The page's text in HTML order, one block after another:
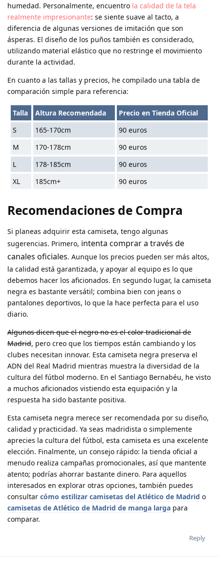
humedad. Personalmente, encuentro la calidad de la tela
realmente impresionante: se siente suave al tacto, a
diferencia de algunas versiones de imitación que son
ásperas. El diseño de los puños también es considerado,
utilizando material elástico que no restringe el movimiento
durante la actividad.
En cuanto a las tallas y precios, he compilado una tabla de
comparación simple para referencia:
Talla Altura Recomendada
Precio en Tienda Oficial
S
165-170cm
90 euros
M
170-178cm
90 euros
L
178-185cm
90 euros
XL
185cm+ 90 euros
Recomendaciones de Compra
Si planeas adquirir esta camiseta, tengo algunas
sugerencias. Primero, intenta comprar a través de
canales oficiales. Aunque los precios pueden ser más altos,
la calidad está garantizada, y apoyar al equipo es lo que
debemos hacer los aficionados. En segundo lugar, la camiseta
negra es bastante versátil; combina bien con jeans o
pantalones deportivos, lo que la hace perfecta para el uso
diario.
Algunos dicen que el negro no es el color tradicional de
Madrid, pero creo que los tiempos están cambiando y los
clubes necesitan innovar. Esta camiseta negra preserva el
ADN del Real Madrid mientras muestra la diversidad de la
cultura del fútbol moderno. En el Santiago Bernabéu, he visto
a muchos aficionados vistiendo esta equipación y la
respuesta ha sido bastante positiva.
Esta camiseta negra merece ser recomendada por su diseño,
calidad y practicidad. Ya seas madridista o simplemente
aprecies la cultura del fútbol, esta camiseta es una excelente
elección. Finalmente, un consejo rápido: la tienda oficial a
menudo realiza campañas promocionales, así que mantente
atento; podrías ahorrar bastante dinero. Para aquellos
interesados en explorar otras opciones, también puedes
consultar cómo estilizar camisetas del Atlético de Madrid o
camisetas de Atlético de Madrid de manga larga para
comparar.
Reply